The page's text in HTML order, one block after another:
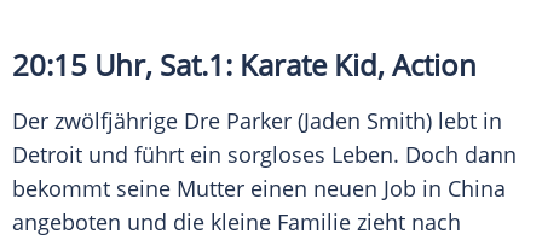
20:15 Uhr, Sat.1: KarateKid, Action
Der zwölfjährige Dre Parker (Jaden Smith) lebt in
Detroit und führt ein sorgloses Leben. Doch dann
bekommt seine Mutter einen neuen Job in China
angeboten und die kleine Familie zieht nach